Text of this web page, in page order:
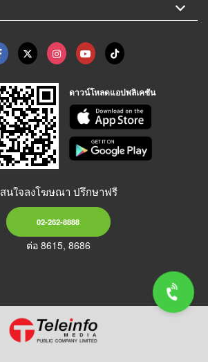
ดาวน์โหลดแอปพลิเคชัน
สนใจลงโฆษณา ปรึกษาฟรี
02-262-8888
ต่อ 8615, 8686